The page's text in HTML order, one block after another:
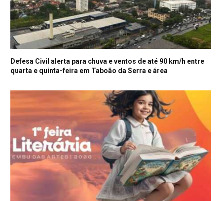
Defesa Civil alerta para chuva e ventos de até 90 km/h entre
quarta e quinta-feira em Taboão da Serra e área